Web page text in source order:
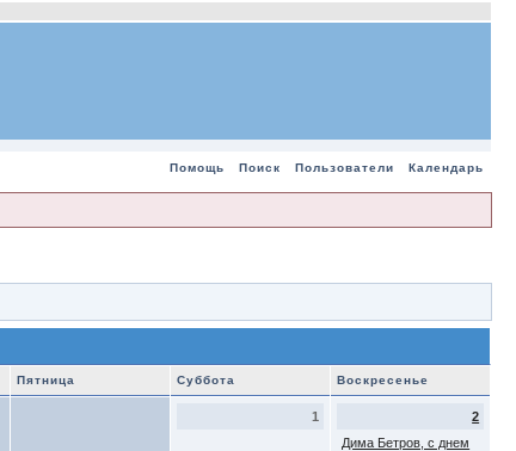
Помощь Поиск Пользователи Календарь
Пятница Суббота Воскресенье
1
2
Дима Бетров, с днем